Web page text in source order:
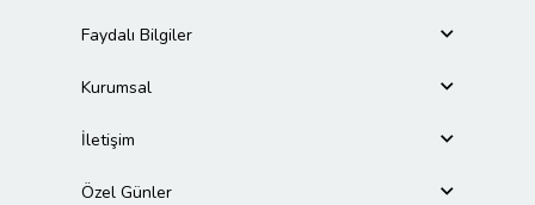
Faydalı Bilgiler
Kurumsal
İletişim
Özel Günler